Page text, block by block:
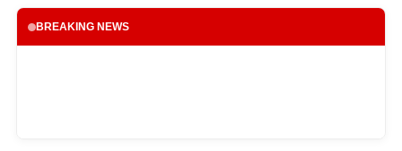
BREAKING NEWS